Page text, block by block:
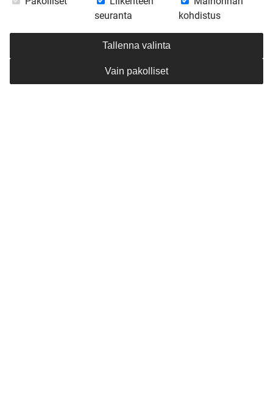
seuranta
kohdistus
Tallenna valinta
Vain pakolliset